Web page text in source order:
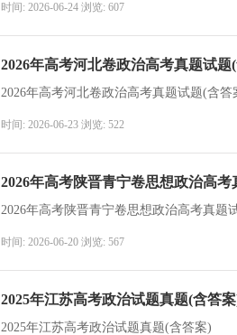
时间: 2026-06-24 浏览: 607
2026年高考河北卷政治高考真题试题
2026年高考河北卷政治高考真题试题(含答
时间: 2026-06-23 浏览: 522
2026年高考陕晋青宁卷思想政治高
2026年高考陕晋青宁卷思想政治高考真题
时间: 2026-06-20 浏览: 567
2025年江苏高考政治试题真题(含答
2025年江苏高考政治试题真题(含答案)